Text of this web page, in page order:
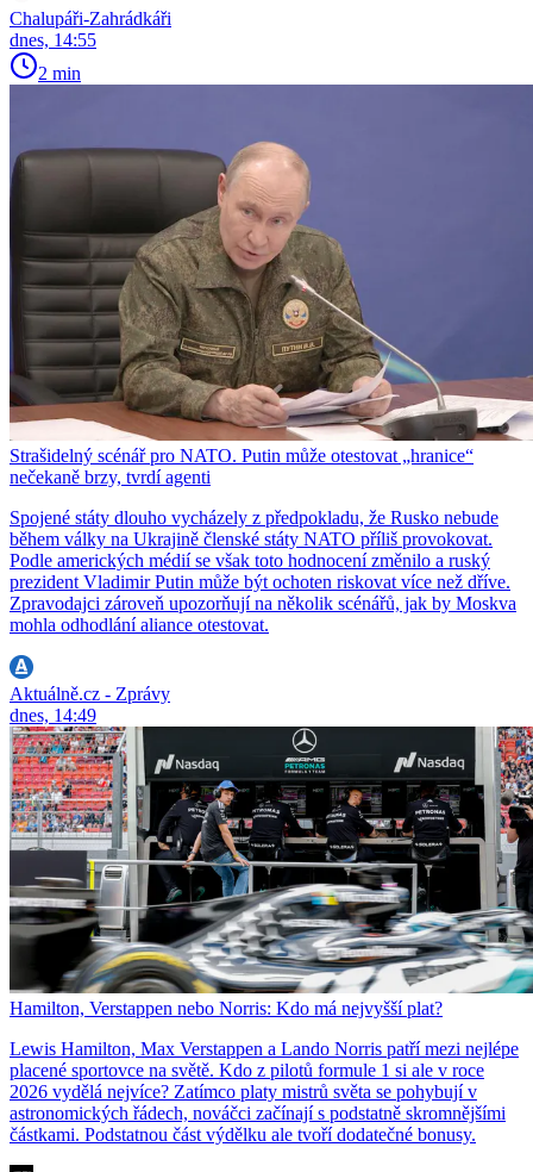
Chalupáři-Zahrádkáři
dnes, 14:55
2 min
Strašidelný scénář pro NATO. Putin může otestovat „hranice“
nečekaně brzy, tvrdí agenti
Spojené státy dlouho vycházely z předpokladu, že Rusko nebude
během války na Ukrajině členské státy NATO příliš provokovat.
Podle amerických médií se však toto hodnocení změnilo a ruský
prezident Vladimir Putin může být ochoten riskovat více než dříve.
Zpravodajci zároveň upozorňují na několik scénářů, jak by Moskva
mohla odhodlání aliance otestovat.
Aktuálně.cz - Zprávy
dnes, 14:49
Hamilton, Verstappen nebo Norris: Kdo má nejvyšší plat?
Lewis Hamilton, Max Verstappen a Lando Norris patří mezi nejlépe
placené sportovce na světě. Kdo z pilotů formule 1 si ale v roce
2026 vydělá nejvíce? Zatímco platy mistrů světa se pohybují v
astronomických řádech, nováčci začínají s podstatně skromnějšími
částkami. Podstatnou část výdělku ale tvoří dodatečné bonusy.